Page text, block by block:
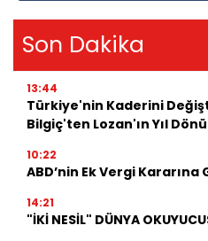
Son Dakika
13:44
Türkiye'nin Kaderini
Bilgiç'ten Lozan'ın Yıl
10:22
ABD’nin Ek Vergi Kararına
14:21
"İKİ NESİL" DÜNYA